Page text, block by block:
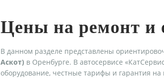
Цены на ремонт и
В данном разделе представлены
Аскот) в Оренбурге. В автосервисе
оборудование, честные тарифы и гарантия